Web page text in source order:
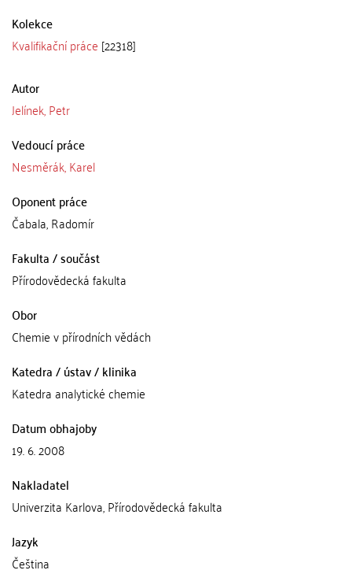
Kolekce
Kvalifikační práce [22318]
Autor
Jelínek, Petr
Vedoucí práce
Nesměrák, Karel
Oponent práce
Čabala, Radomír
Fakulta / součást
Přírodovědecká fakulta
Obor
Chemie v přírodních vědách
Katedra / ústav / klinika
Katedra analytické chemie
Datum obhajoby
19. 6. 2008
Nakladatel
Univerzita Karlova, Přírodovědecká fakulta
Jazyk
Čeština